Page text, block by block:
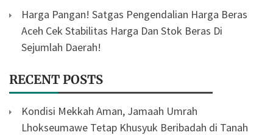
Harga Pangan! Satgas Pengendalian Harga Beras
Aceh Cek Stabilitas Harga Dan Stok Beras Di
Sejumlah Daerah!
RECENT POSTS
Kondisi Mekkah Aman, Jamaah Umrah
Lhokseumawe Tetap Khusyuk Beribadah di Tanah